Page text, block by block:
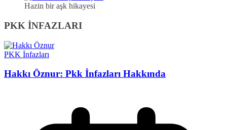
Hazin bir aşk hikayesi
PKK İNFAZLARI
PKK İnfazları
Hakkı Öznur: Pkk İnfazları Hakkında